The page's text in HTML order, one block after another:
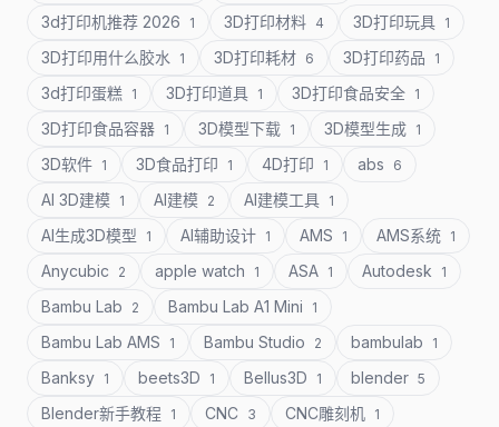
3d打印机推荐 2026 1 3D打印材料 4 3D打印玩具 1
3D打印用什么胶水 1 3D打印耗材 6 3D打印药品 1
3d打印蛋糕 1 3D打印道具 1 3D打印食品安全 1
3D打印食品容器 1 3D模型下载 1 3D模型生成 1
3D软件 1 3D食品打印 1 4D打印 1 abs 6
AI 3D建模 1 AI建模 2 AI建模工具 1
AI生成3D模型 1 AI辅助设计 1 AMS 1 AMS系统 1
Anycubic 2 apple watch 1 ASA 1 Autodesk 1
Bambu Lab 2 Bambu Lab A1 Mini 1
Bambu Lab AMS 1 Bambu Studio 2 bambulab 1
Banksy 1 beets3D 1 Bellus3D 1 blender 5
Blender新手教程 1 CNC 3 CNC雕刻机 1